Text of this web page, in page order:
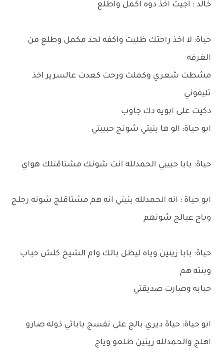
خالد : اجيت اخذ دوه اكمل واطلع
حياة: لا اخذ راحتك ظليت واكفه لحد مكمل وطلع من
الغرفه
مشطت شعري وكملت ورحت كعدت عالسرير اخذ
تليفوني
دكيت على ابويه دك جاوب
ابو حياة: الو ها بنيتي شونج حبيبتي
حياة: بابا حبيبي الحمدلله انت شونك مشتاقتلك هواي
ابو حياة : انه الحمدلله بنيتي انه هم مشتاقلج شونه رجلج
وياج عيالج شونهم
حياة: بابا زينين وياه ليظل بالك وام الشيخ كلش حباب
وبنته هم
حبابه وصارت صديقتي
ابو حياة: حياة ديري بالج على نفسج باباتي ذوله صارو
اهلج والحمدلله زينين طلعو وياج